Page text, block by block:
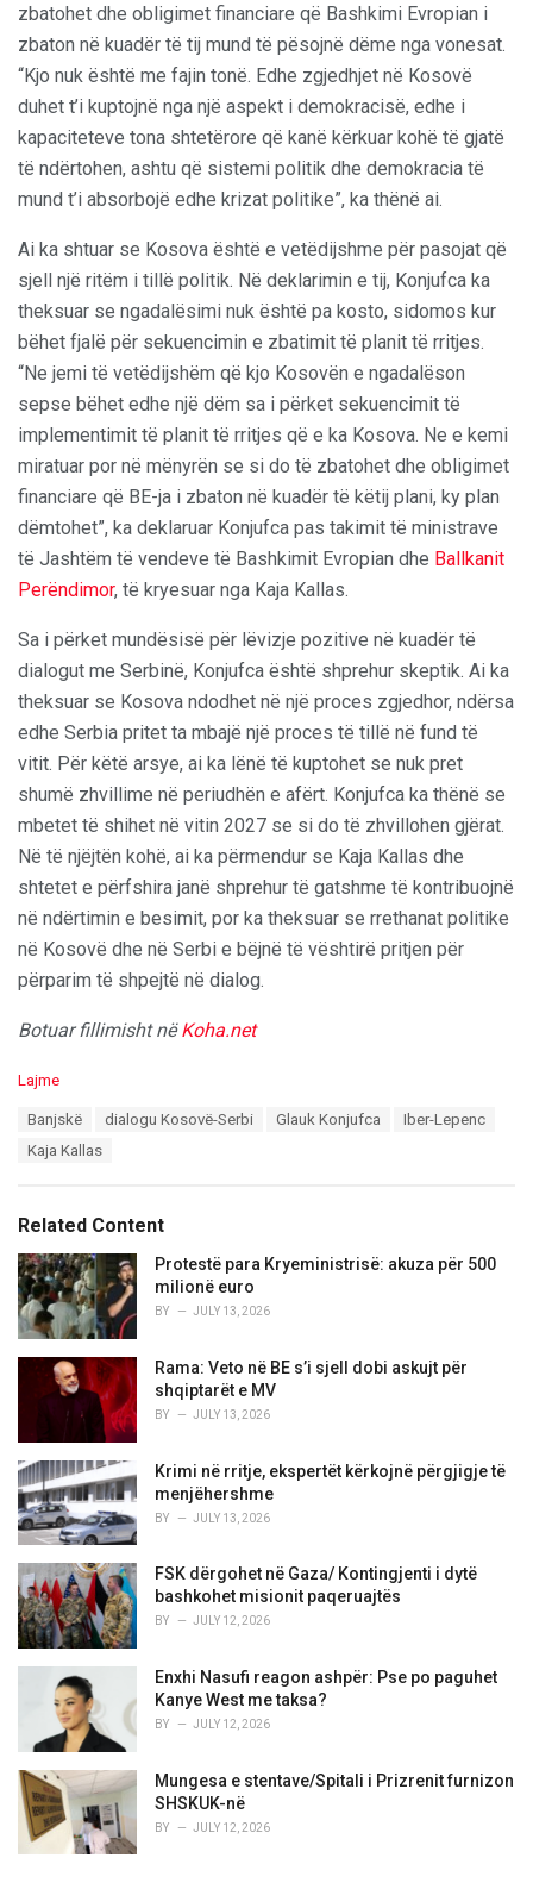
zbatohet dhe obligimet financiare që Bashkimi Evropian i
zbaton në kuadër të tij mund të pësojnë dëme nga vonesat.
“Kjo nuk është me fajin tonë. Edhe zgjedhjet në Kosovë
duhet t’i kuptojnë nga një aspekt i demokracisë, edhe i
kapaciteteve tona shtetërore që kanë kërkuar kohë të gjatë
të ndërtohen, ashtu që sistemi politik dhe demokracia të
mund t’i absorbojë edhe krizat politike”, ka thënë ai.
Ai ka shtuar se Kosova është e vetëdijshme për pasojat që
sjell një ritëm i tillë politik. Në deklarimin e tij, Konjufca ka
theksuar se ngadalësimi nuk është pa kosto, sidomos kur
bëhet fjalë për sekuencimin e zbatimit të planit të rritjes.
“Ne jemi të vetëdijshëm që kjo Kosovën e ngadalëson
sepse bëhet edhe një dëm sa i përket sekuencimit të
implementimit të planit të rritjes që e ka Kosova. Ne e kemi
miratuar por në mënyrën se si do të zbatohet dhe obligimet
financiare që BE-ja i zbaton në kuadër të këtij plani, ky plan
dëmtohet”, ka deklaruar Konjufca pas takimit të ministrave
të Jashtëm të vendeve të Bashkimit Evropian dhe Ballkanit
Perëndimor, të kryesuar nga Kaja Kallas.
Sa i përket mundësisë për lëvizje pozitive në kuadër të
dialogut me Serbinë, Konjufca është shprehur skeptik. Ai ka
theksuar se Kosova ndodhet në një proces zgjedhor, ndërsa
edhe Serbia pritet ta mbajë një proces të tillë në fund të
vitit. Për këtë arsye, ai ka lënë të kuptohet se nuk pret
shumë zhvillime në periudhën e afërt. Konjufca ka thënë se
mbetet të shihet në vitin 2027 se si do të zhvillohen gjërat.
Në të njëjtën kohë, ai ka përmendur se Kaja Kallas dhe
shtetet e përfshira janë shprehur të gatshme të kontribuojnë
në ndërtimin e besimit, por ka theksuar se rrethanat politike
në Kosovë dhe në Serbi e bëjnë të vështirë pritjen për
përparim të shpejtë në dialog.
Botuar fillimisht nëKoha.net
C
i
e
s
:
Lajme
Banjskë dialogu Kosovë-Serbi Glauk Konjufca
Iber-Lepenc
Kaja Kallas
Related Content
Protestë para Kryeministrisë: akuza për 500
milionë euro
BY JULY 13, 2026
Rama: Veto në BE s’i sjell dobi askujt për
shqiptarët e MV
BY JULY 13, 2026
Krimi në rritje, ekspertët kërkojnë përgjigje të
menjëhershme
BY JULY 13, 2026
FSK dërgohet në Gaza/ Kontingjenti i dytë
bashkohet misionit paqeruajtës
BY JULY 12, 2026
Enxhi Nasufi reagon ashpër: Pse po paguhet
Kanye West me taksa?
BY JULY 12, 2026
Mungesa e stentave/Spitali i Prizrenit furnizon
SHSKUK-në
BY JULY 12, 2026